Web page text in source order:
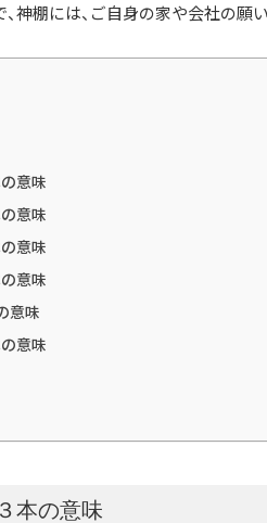
神棚には、ご自身の家や会社の願
意味
意味
意味
意味
意味
意味
本の意味